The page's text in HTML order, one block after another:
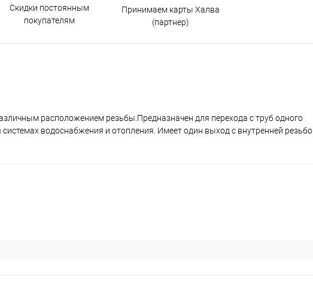
Скидки постоянным
покупателям
Принимаем карты Халва
(партнер)
расположением резьбы.Предназначен для перехода с труб одного
водоснабжения и отопления. Имеет один выход с внутренней